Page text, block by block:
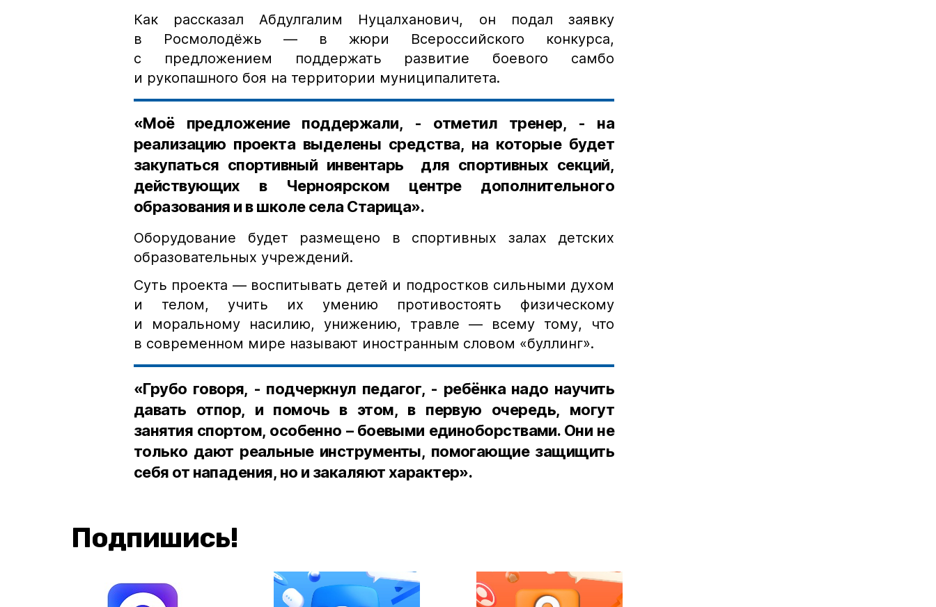
Как рассказал Абдулгалим Нуцалханович, он подал заявку
в Росмолодёжь — в жюри Всероссийского конкурса,
с предложением поддержать развитие боевого самбо
и рукопашного боя на территории муниципалитета.
«Моё предложение поддержали, - отметил тренер, - на
реализацию проекта выделены средства, на которые будет
закупаться спортивный инвентарь для спортивных секций,
действующих в Черноярском центре дополнительного
образования и в школе села Старица».
Оборудование будет размещено в спортивных залах детских
образовательных учреждений.
Суть проекта — воспитывать детей и подростков сильными духом
и телом, учить их умению противостоять физическому
и моральному насилию, унижению, травле — всему тому, что
в современном мире называют иностранным словом «буллинг».
«Грубо говоря, - подчеркнул педагог, - ребёнка надо научить
давать отпор, и помочь в этом, в первую очередь, могут
занятия спортом, особенно – боевыми единоборствами. Они не
только дают реальные инструменты, помогающие защищить
себя от нападения, но и закаляют характер».
Подпишись!